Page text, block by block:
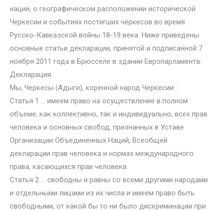
нации, о географическом расположении исторической
Черкесии и событиях постигших черкесов во время
Русско-Кавказской войны 18-19 века. Ниже приведены
основные статьи декларации, принятой и подписанной 7
ноября 2011 года в Брюсселе в здании Европарламента:
Декларация
Мы, Черкесы (Адыги), коренной народ Черкесии :
Статья 1 … имеем право на осуществление в полном
объеме, как коллективно, так и индивидуально, всех прав
человека и основных свобод, признанных в Уставе
Организации Объединенных Наций, Всеобщей
декларации прав человека и нормах международного
права, касающихся прав человека.
Статья 2 … свободны и равны со всеми другими народами
и отдельными лицами из их числа и имеем право быть
свободными, от какой бы то ни было дискриминации при